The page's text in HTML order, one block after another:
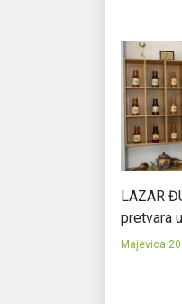
LAZAR
pretvara
Majevica